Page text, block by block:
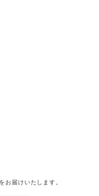
お届けいたします。